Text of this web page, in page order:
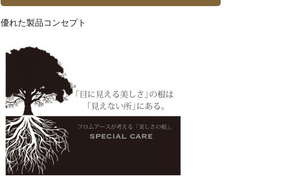
優れた製品コンセプト